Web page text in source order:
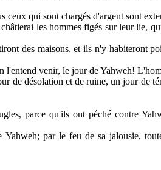
ceux qui sont chargés d'argent sont
les hommes figés sur leur lie,
des maisons, et ils n'y habiteront
venir, le jour de Yahweh!
désolation et de ruine, un jour de
parce qu'ils ont péché contre
par le feu de sa jalousie,